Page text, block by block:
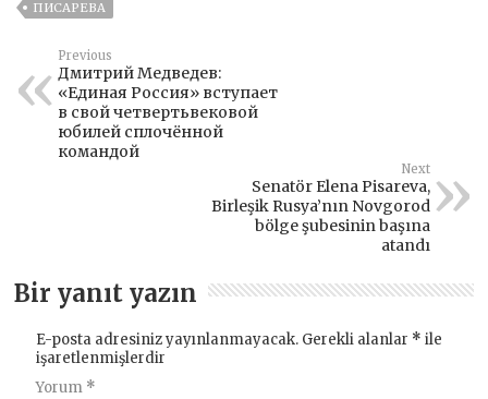
ПИСАРЕВА
Previous
Дмитрий Медведев:
«Единая Россия» вступает
в свой четвертьвековой
юбилей сплочённой
командой
Next
Senatör Elena Pisareva,
Birleşik Rusya’nın Novgorod
bölge şubesinin başına
atandı
Bir yanıt yazın
E-posta adresiniz yayınlanmayacak. Gerekli alanlar * ile
işaretlenmişlerdir
Yorum *